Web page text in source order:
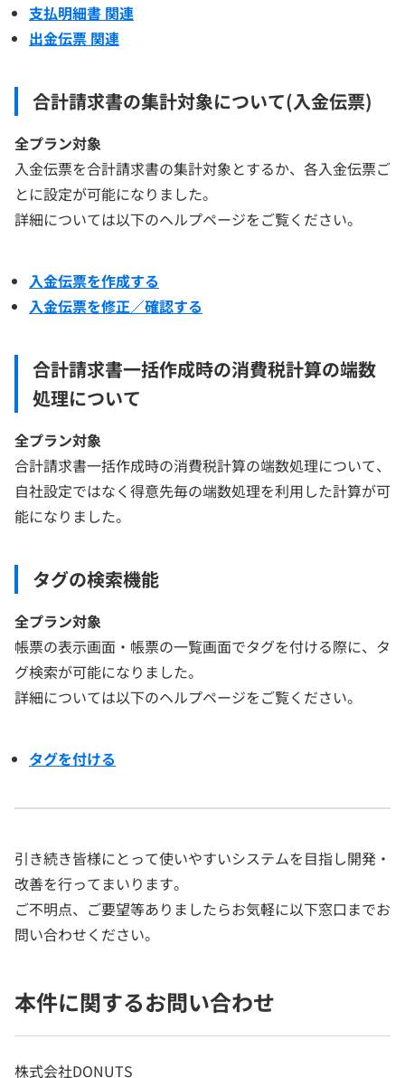
支払明細書 関連
出金伝票 関連
合計請求書の集計対象について(入金伝票)
全プラン対象
入金伝票を合計請求書の集計対象とするか、各入金伝票ご
とに設定が可能になりました。
詳細については以下のヘルプページをご覧ください。
入金伝票を作成する
入金伝票を修正／確認する
合計請求書一括作成時の消費税計算の端数
処理について
全プラン対象
合計請求書一括作成時の消費税計算の端数処理について、
自社設定ではなく得意先毎の端数処理を利用した計算が可
能になりました。
タグの検索機能
全プラン対象
帳票の表示画面・帳票の一覧画面でタグを付ける際に、タ
グ検索が可能になりました。
詳細については以下のヘルプページをご覧ください。
タグを付ける
引き続き皆様にとって使いやすいシステムを目指し開発・
改善を行ってまいります。
ご不明点、ご要望等ありましたらお気軽に以下窓口までお
問い合わせください。
本件に関するお問い合わせ
株式会社DONUTS